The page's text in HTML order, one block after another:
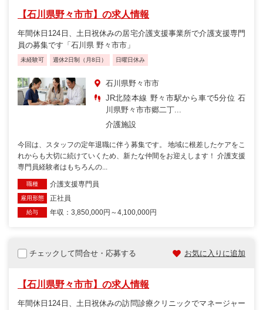
【石川県野々市市】の求人情報
年間休日124日、土日祝休みの居宅介護支援事業所で介護支援専門
員の募集です「石川県 野々市市」
未経験可 週休2日制（月8日） 日曜日休み
石川県野々市市
JR北陸本線 野々市駅から車で5分位 石
川県野々市市郷二丁...
介護施設
今回は、スタッフの定年退職に伴う募集です。 地域に根差したケアをこ
れからも大切に続けていくため、新たな仲間をお迎えします！ 介護支援
専門員経験者はもちろんの...
職種 介護支援専門員
雇用形態 正社員
給与 年収：3,850,000円～4,100,000円
チェックして問合せ・応募する お気に入りに追加
【石川県野々市市】の求人情報
年間休日124日、土日祝休みの訪問診療クリニックでマネージャー